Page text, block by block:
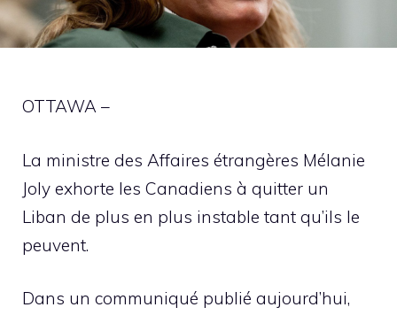
OTTAWA –
La ministre des Affaires étrangères Mélanie
Joly exhorte les Canadiens à quitter un
Liban de plus en plus instable tant qu’ils le
peuvent.
Dans un communiqué publié aujourd’hui,